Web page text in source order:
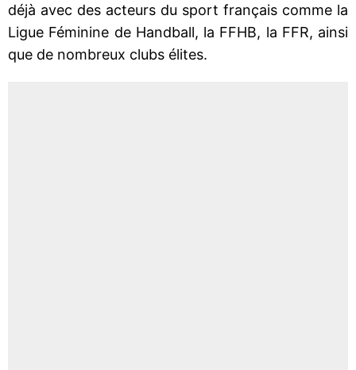
déjà avec des acteurs du sport français comme la
Ligue Féminine de Handball, la FFHB, la FFR, ainsi
que de nombreux clubs élites.